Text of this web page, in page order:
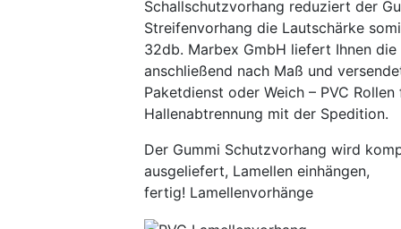
Schallschutzvorhang reduziert der
Streifenvorhang die Lautschärke
32db. Marbex GmbH liefert Ihnen die
anschließend nach Maß und
Paketdienst oder Weich – PVC
Hallenabtrennung mit der Spedition.
Der Gummi Schutzvorhang wird
ausgeliefert, Lamellen einhängen,
fertig! Lamellenvorhänge